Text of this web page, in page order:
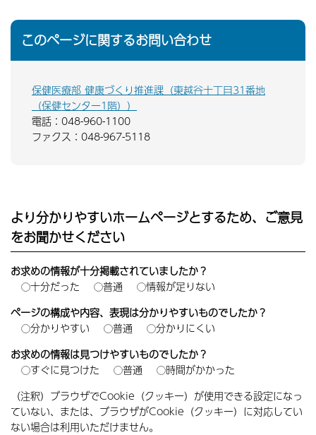
このページに関するお問い合わせ
保健医療部 健康づくり推進課（東越谷十丁目31番地
（保健センター1階））
電話：048-960-1100
ファクス：048-967-5118
より分かりやすいホームページとするため、ご意見
をお聞かせください
お求めの情報が十分掲載されていましたか？
十分だった
普通
情報が足りない
ページの構成や内容、表現は分かりやすいものでしたか？
分かりやすい
普通
分かりにくい
お求めの情報は見つけやすいものでしたか？
すぐに見つけた
普通
時間がかかった
（注釈）ブラウザでCookie（クッキー）が使用できる設定になっ
ていない、または、ブラウザがCookie（クッキー）に対応してい
ない場合は利用いただけません。